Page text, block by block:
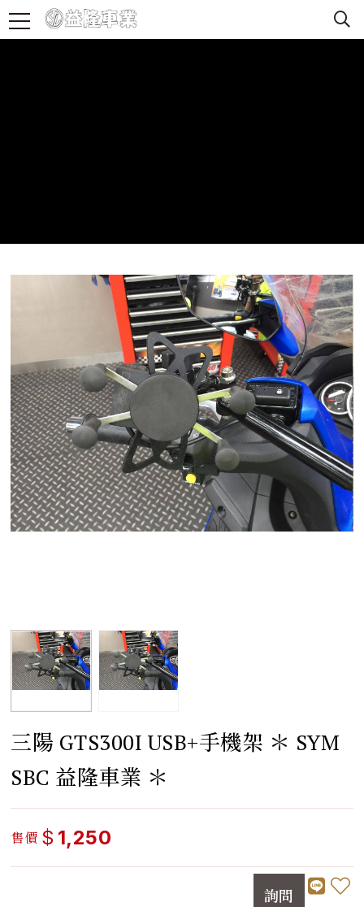
三陽 GTS300I USB+手機架 ＊ SYM
SBC 益隆車業 ＊
售價 $ 1,250
詢問